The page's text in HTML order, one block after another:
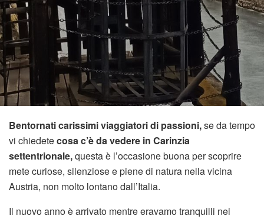
Bentornati carissimi viaggiatori di passioni,se da tempo
vi chiedetecosa c’è da vedere in Carinzia
settentrionale,questa è l’occasione buona per scoprire
mete curiose, silenziose e piene di natura nella vicina
Austria, non molto lontano dall’Italia.
Il nuovo anno è arrivato mentre eravamo tranquilli nei